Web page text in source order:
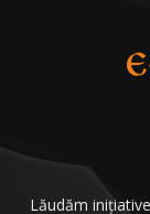
Lăudăm